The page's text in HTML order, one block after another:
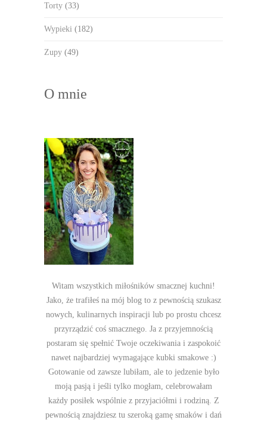
Torty (33)
Wypieki (182)
Zupy (49)
O mnie
Witam wszystkich miłośników smacznej kuchni!
Jako, że trafiłeś na mój blog to z pewnością szukasz
nowych, kulinarnych inspiracji lub po prostu chcesz
przyrządzić coś smacznego. Ja z przyjemnością
postaram się spełnić Twoje oczekiwania i zaspokoić
nawet najbardziej wymagające kubki smakowe :)
Gotowanie od zawsze lubiłam, ale to jedzenie było
moją pasją i jeśli tylko mogłam, celebrowałam
każdy posiłek wspólnie z przyjaciółmi i rodziną. Z
pewnością znajdziesz tu szeroką gamę smaków i dań